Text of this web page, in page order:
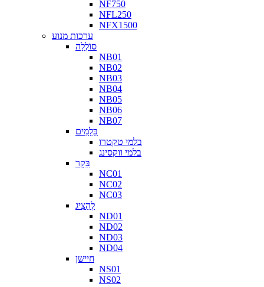
NF750
NFL250
NFX1500
ערכות מנוע
סוֹלְלָה
NB01
NB02
NB03
NB04
NB05
NB06
NB07
בַּלָמִים
בלמי טקטרו
בלמי ווקסינג
בַּקָר
NC01
NC02
NC03
לְהַצִיג
ND01
ND02
ND03
ND04
חיישן
NS01
NS02